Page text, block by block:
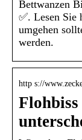
Bettwanzen
✅. Lesen
umgehen
werden.
http s://
Flohbiss